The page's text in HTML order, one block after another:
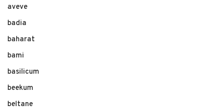
aveve
badia
baharat
bami
basilicum
beekum
beltane